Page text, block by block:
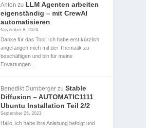
Anton zu LLM Agenten arbeiten
eigenständig – mit CrewAI
automatisieren
November 8, 2024
Danke für das Tool! Ich habe erst kürzlich
angefangen mich mit der Thematik zu
beschäftigen und bin für meine
Erwartungen…
Benedikt Durnberger zuStable
Diffusion – AUTOMATIC1111
Ubuntu Installation Teil 2/2
September 25, 2023
Hallo, ich habe ihre Anleitung befolgt und